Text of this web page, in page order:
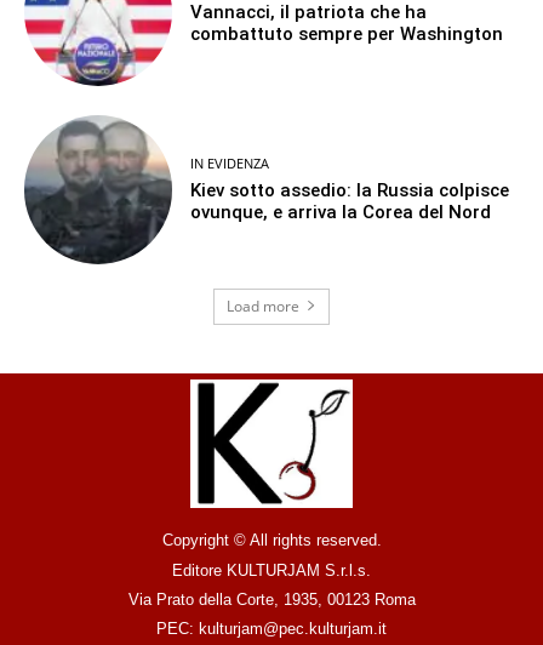
Vannacci, il patriota che ha
combattuto sempre per Washington
IN EVIDENZA
Kiev sotto assedio: la Russia colpisce
ovunque, e arriva la Corea del Nord
Load more
Copyright © All rights reserved.
Editore KULTURJAM S.r.l.s.
Via Prato della Corte, 1935, 00123 Roma
PEC: kulturjam@pec.kulturjam.it